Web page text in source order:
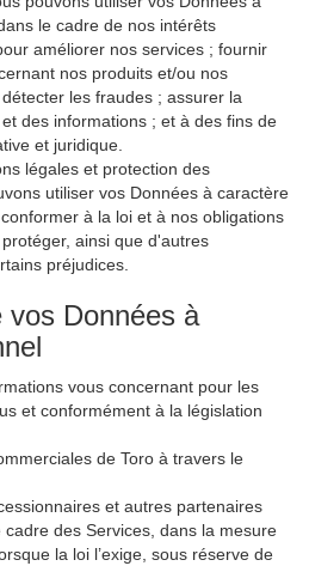
le cadre de nos intérêts
améliorer nos services ; fournir
nos produits et/ou nos
les fraudes ; assurer la
des informations ; et à des fins de
et juridique.
légales et protection des
utiliser vos Données à caractère
à la loi et à nos obligations
ainsi que d'autres
préjudices.
vos Données à
vous concernant pour les
et conformément à la législation
de Toro à travers le
et autres partenaires
des Services, dans la mesure
la loi l’exige, sous réserve de